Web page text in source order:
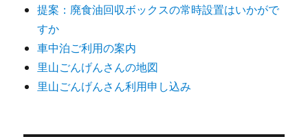
提案：廃食油回収ボックスの常時設置はいかがで
すか
車中泊ご利用の案内
里山ごんげんさんの地図
里山ごんげんさん利用申し込み